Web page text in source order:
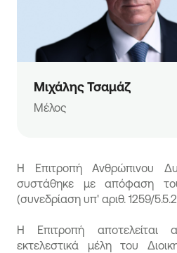
Μιχάλης Τσαμάζ
Μέλος
Η Επιτροπή Ανθρώπινου
συστάθηκε με απόφαση
(συνεδρίαση υπ' αριθ. 1259/
Η Επιτροπή αποτελείται
εκτελεστικά μέλη του